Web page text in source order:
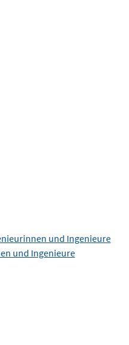
und Ingenieure
und Ingenieure